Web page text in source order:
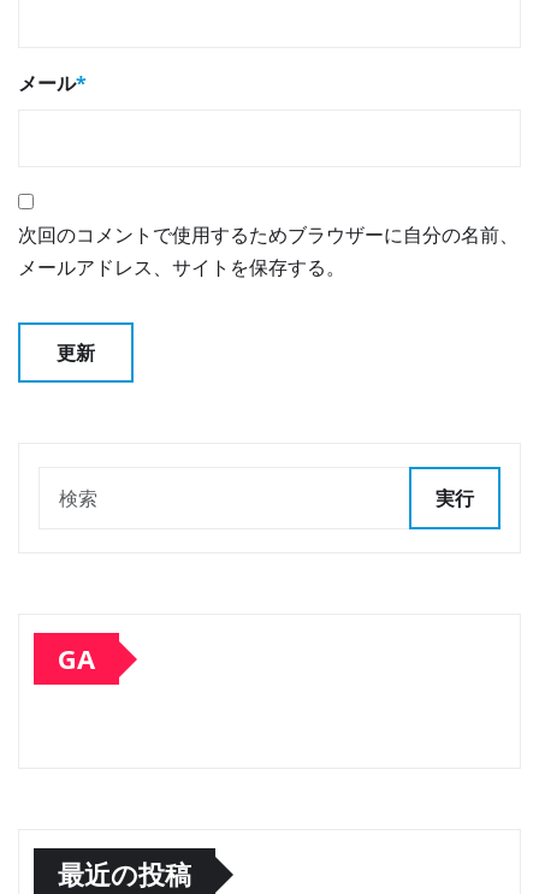
メール*
次回のコメントで使用するためブラウザーに自分の名前、
メールアドレス、サイトを保存する。
実行
GA
最近の投稿